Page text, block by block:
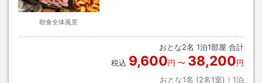
朝食全体風景
おとな2名 1泊1部屋 合計
税込 9,600円 〜 38,200円
おとな1名 (2名1室)｜ 1泊